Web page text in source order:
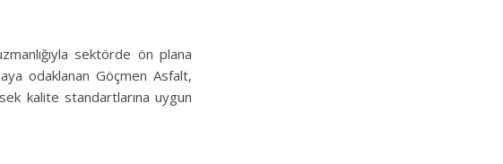
sektörde ön plana
odaklanan Göçmen Asfalt,
kalite standartlarına uygun